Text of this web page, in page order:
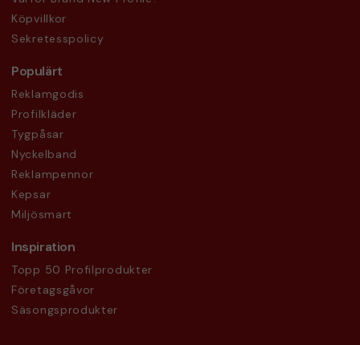
Köpvillkor
Sekretesspolicy
Populärt
Reklamgodis
Profilkläder
Tygpåsar
Nyckelband
Reklampennor
Kepsar
Miljösmart
Inspiration
Topp 50 Profilprodukter
Företagsgåvor
Säsongsprodukter